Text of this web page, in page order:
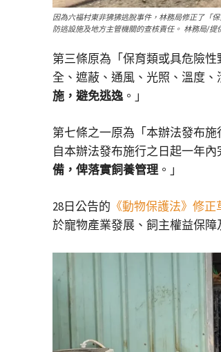
因為六福村東非狒狒逃脫事件，林務局修正了「
防逃設施及地方主管機關的查核責任。 林務局/提
第三條原為「保育類或具危險
全、遮蔽、通風、光照、溫度
施，避免逃逸。」
第七條之一原為「本辦法發布
自本辦法發布施行之日起一年
備，俾落實飼養管理 。」
28日公告的 《動物保護法》修正
於寵物產業發展、飼主權益保障